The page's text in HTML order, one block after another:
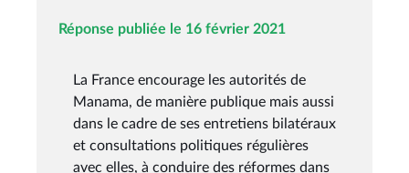
Réponse publiée le 16 février 2021
La France encourage les autorités de
Manama, de manière publique mais aussi
dans le cadre de ses entretiens bilatéraux
et consultations politiques régulières
avec elles, à conduire des réformes dans